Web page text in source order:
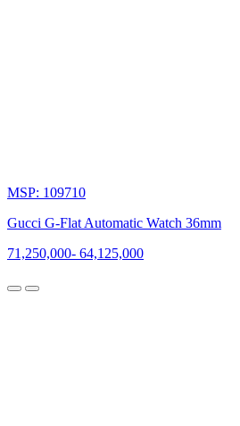
MSP: 109710
Gucci G-Flat Automatic Watch 36mm
71,250,000- 64,125,000